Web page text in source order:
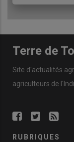
Terre de
Site d'actualités
agriculteurs de
RUBRIQUES